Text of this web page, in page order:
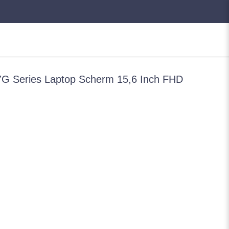
Series Laptop Scherm 15,6 Inch FHD